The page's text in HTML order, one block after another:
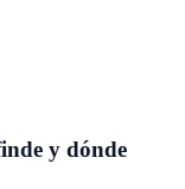
y dónde